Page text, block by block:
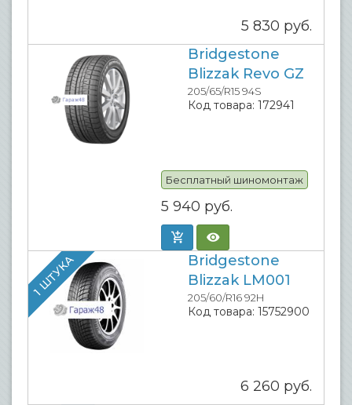
5 830 руб.
Bridgestone
Blizzak Revo GZ
205/65/R15 94S
Код товара: 172941
Бесплатный шиномонтаж
5 940 руб.
1 ШТУКА
Bridgestone
Blizzak LM001
205/60/R16 92H
Код товара: 15752900
6 260 руб.